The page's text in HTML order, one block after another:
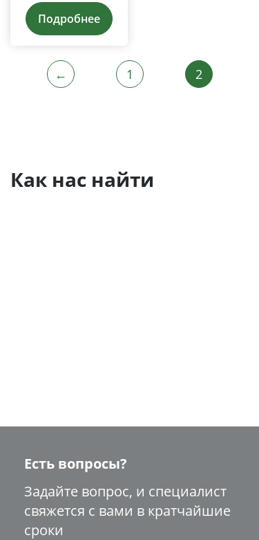
Подробнее
← 1 2
Как нас найти
Есть вопросы?
Задайте вопрос, и специалист
свяжется с вами в кратчайшие
сроки